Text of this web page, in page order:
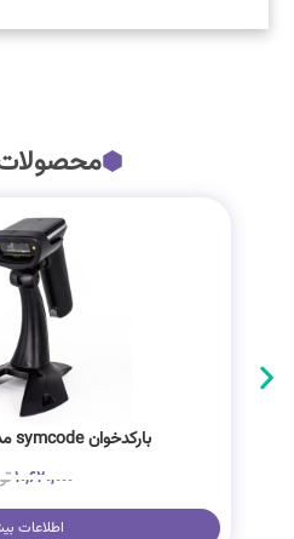
بارکدخوان symcode مدل MJ-6708D
۱۰,۶۲۰,۰۰۰
اطلاعات